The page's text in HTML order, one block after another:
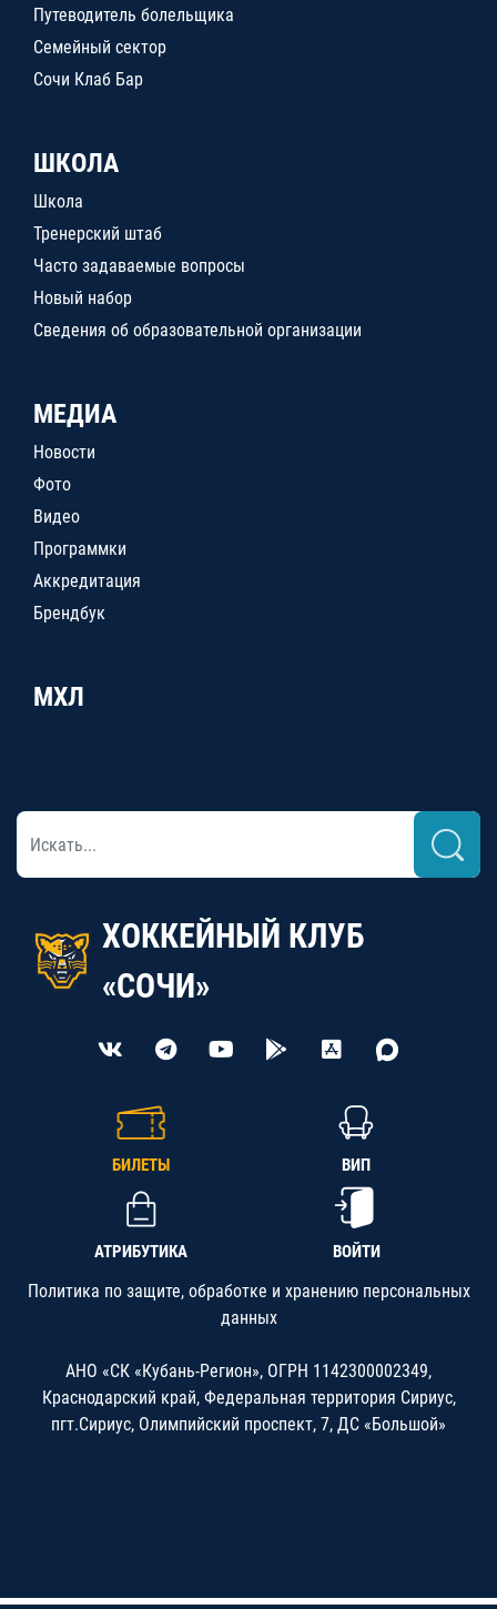
Путеводитель болельщика
Семейный сектор
Сочи Клаб Бар
ШКОЛА
Школа
Тренерский штаб
Часто задаваемые вопросы
Новый набор
Сведения об образовательной организации
МЕДИА
Новости
Фото
Видео
Программки
Аккредитация
Брендбук
МХЛ
ХОККЕЙНЫЙ КЛУБ
«СОЧИ»
БИЛЕТЫ ВИП
АТРИБУТИКА ВОЙТИ
Политика по защите, обработке и хранению персональных
данных
АНО «СК «Кубань-Регион», ОГРН 1142300002349,
Краснодарский край, Федеральная территория Сириус,
пгт.Сириус, Олимпийский проспект, 7, ДС «Большой»